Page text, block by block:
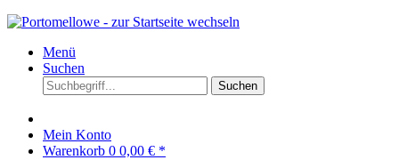
Menü
Suchen
Suchen
Mein Konto
Warenkorb 0 0,00 € *